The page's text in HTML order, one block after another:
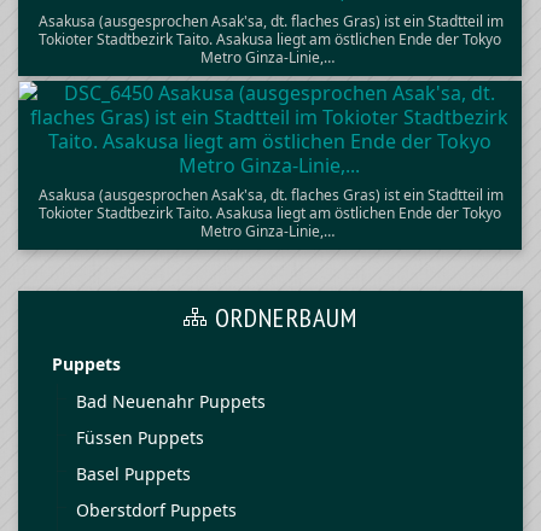
Asakusa (ausgesprochen Asak'sa, dt. flaches Gras) ist ein Stadtteil im
Tokioter Stadtbezirk Taito. Asakusa liegt am östlichen Ende der Tokyo
Metro Ginza-Linie,…
Asakusa (ausgesprochen Asak'sa, dt. flaches Gras) ist ein Stadtteil im
Tokioter Stadtbezirk Taito. Asakusa liegt am östlichen Ende der Tokyo
Metro Ginza-Linie,…
ORDNERBAUM
Puppets
Bad Neuenahr Puppets
Füssen Puppets
Basel Puppets
Oberstdorf Puppets